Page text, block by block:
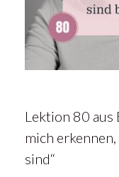
Lektion 80 aus
mich
sind“